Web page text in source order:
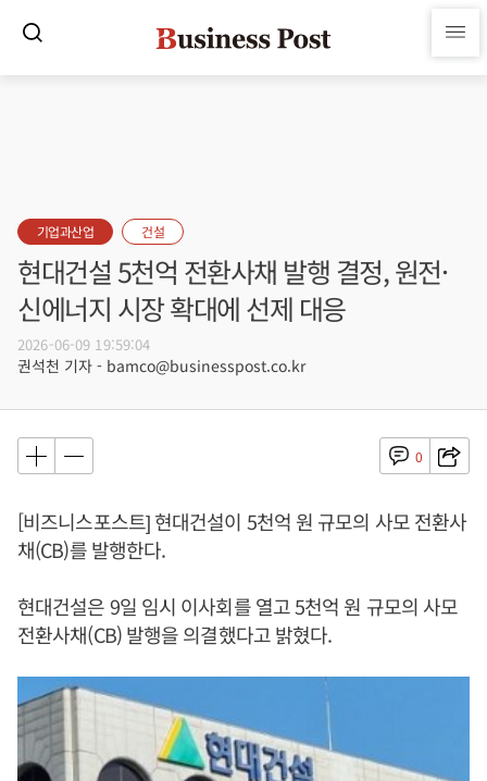
기업과산업 건설
현대건설 5천억 전환사채 발행 결정, 원전·
신에너지 시장 확대에 선제 대응
2026-06-09 19:59:04
권석천 기자 - bamco@businesspost.co.kr
0
[비즈니스포스트] 현대건설이 5천억 원 규모의 사모 전환사
채(CB)를 발행한다.
현대건설은 9일 임시 이사회를 열고 5천억 원 규모의 사모
전환사채(CB) 발행을 의결했다고 밝혔다.